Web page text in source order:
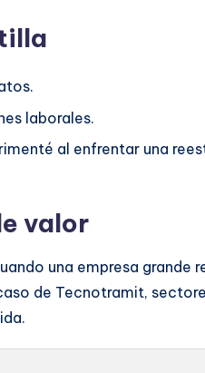
laborales.
al enfrentar una
valor
una empresa grande
de Tecnotramit,